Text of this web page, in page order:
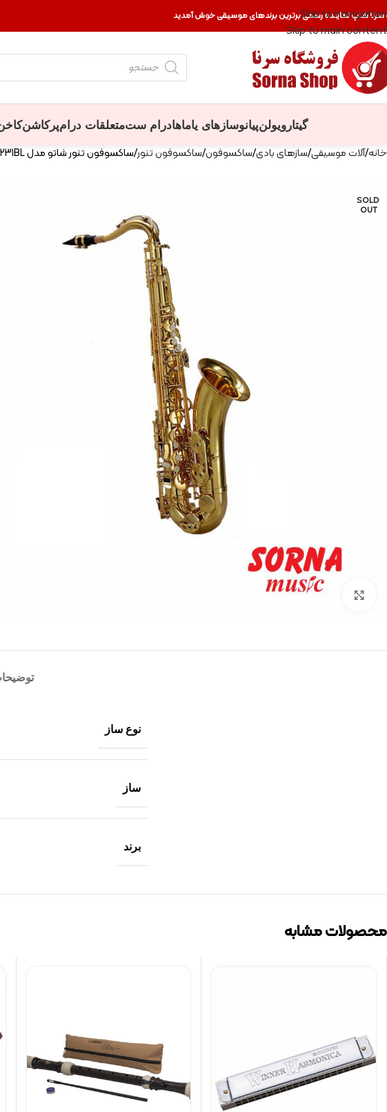
Skip to navigation
Skip to main content
سرنا شاپ نماینده رسمی برترین برندهای موسیقی خوش آمدید
گیتار ویولنپیانوسازهای یاماهادرام ستمتعلقات درامپرکاشن
خانه آلات موسیقی سازهای بادی ساکسوفون ساکسوفون تنور ساکسوفون تنور شاتو مدل VCH-231BL
SOLD
OUT
Click to enlarge
نوع ساز
ساز
برند
محصولات مشابه